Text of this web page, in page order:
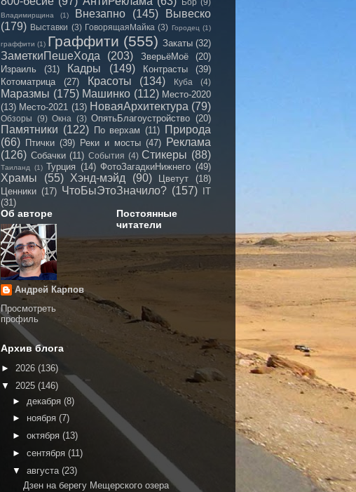
Владимирщина (1) Внезапно (145)
Вывеско
(179) Выставки (3) ГоворящаяМайка (3) Городец (1)
граффити (1) Граффити (555) Закаты (32)
ЗаметкиПешеХода (203) ЗверьёМоё
(20)
Израиль
(31) Кадры (149) Контрасты
(39)
Котоматрица
(27) Красоты (134) Куба (4)
Маразмы (175) Машинко (112) Место-2020
(13) Место-2021 (13) НоваяАрхитектура (79)
Обзоры (9) Окна (3) ОпятьБлагоустройство (20)
Памятники (122) По верхам (11) Природа
(66) Птички (39) Реки и мосты (47) Реклама
(126) Собачки (11) События (4) Стикеры (88)
Таиланд (1) Турция (14) ФотоЗагадкиНижнего (49)
Храмы (55) Хэнд-мэйд (90) Цветут
(18)
Ценники (17) ЧтоБыЭтоЗначило? (157)
IT
(31)
Об авторе
Андрей Карпов
Просмотреть
профиль
Постоянные
читатели
Архив блога
► 2026 (136)
▼ 2025 (146)
► декабря (8)
► ноября (7)
► октября (13)
► сентября (11)
▼ августа (23)
Дзен на берегу Мещерского озера